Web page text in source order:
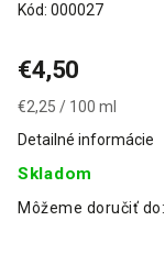
Kód: 000027
€4,50
€2,25 / 100 ml
Skladom
Môžeme doručiť do:
Detailné informácie